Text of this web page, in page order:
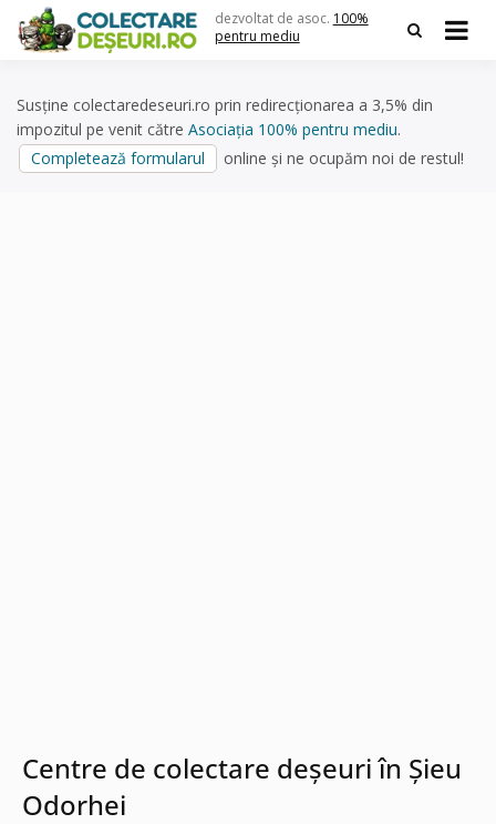
content
dezvoltat de asoc. 100%
pentru mediu
Susține colectaredeseuri.ro prin redirecționarea a 3,5% din
impozitul pe venit către Asociația 100% pentru mediu.
Completează formularul
online și ne ocupăm noi de restul!
Centre de colectare deșeuri în Șieu
Odorhei